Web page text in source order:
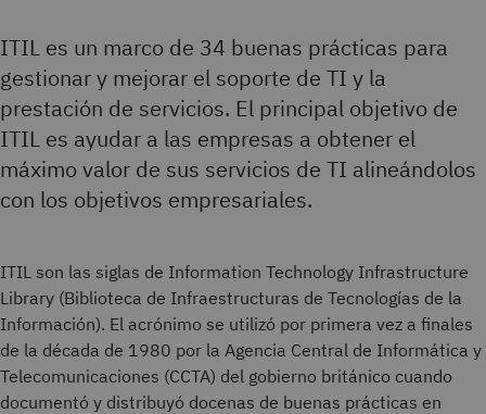
ITIL es un marco de 34 buenas prácticas para
gestionar y mejorar el soporte de TI y la
prestación de servicios. El principal objetivo de
ITIL es ayudar a las empresas a obtener el
máximo valor de sus servicios de TI alineándolos
con los objetivos empresariales.
ITIL son las siglas de Information Technology Infrastructure
Library (Biblioteca de Infraestructuras de Tecnologías de la
Información). El acrónimo se utilizó por primera vez a finales
de la década de 1980 por la Agencia Central de Informática y
Telecomunicaciones (CCTA) del gobierno británico cuando
documentó y distribuyó docenas de buenas prácticas en